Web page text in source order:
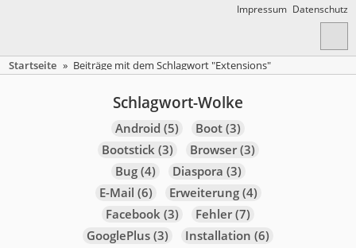
Impressum Datenschutz
Startseite » Beiträge mit dem Schlagwort "Extensions"
Schlagwort-Wolke
Android (5) Boot(3)
Bootstick(3) Browser(3)
Bug(4) Diaspora (3)
E-Mail (6) Erweiterung(4)
Facebook(3) Fehler(7)
GooglePlus(3) Installation (6)